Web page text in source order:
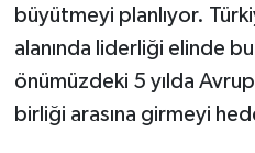
büyütmeyi planlıyor.
alanında liderliği elinde
önümüzdeki 5 yılda
birliği arasına girmeyi